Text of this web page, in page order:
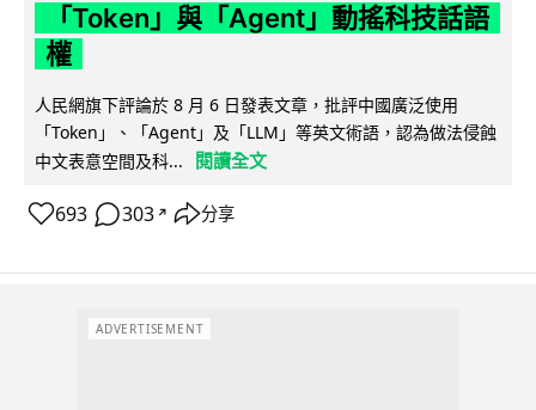
「Token」與「Agent」動搖科技話語
權
人民網旗下評論於 8 月 6 日發表文章，批評中國廣泛使用
「Token」、「Agent」及「LLM」等英文術語，認為做法侵蝕
中文表意空間及科...
閱讀全文
693 303 ↗ 分享
ADVERTISEMENT